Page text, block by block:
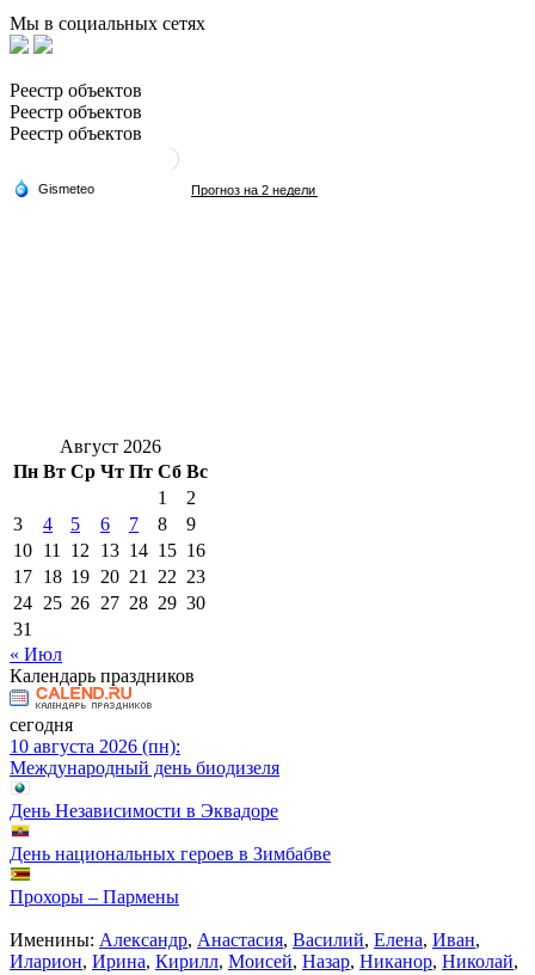
Мы в социальных сетях
Реестр объектов
Реестр объектов
Реестр объектов
Август 2026
Пн Вт Ср Чт Пт Сб Вс
1
2
3
4 5 6 7 8
9
10 11 12 13 14 15 16
17 18 19 20 21 22 23
24 25 26 27 28 29 30
31
« Июл
Календарь праздников
сегодня
10 августа 2026 (пн):
Международный день биодизеля
День Независимости в Эквадоре
День национальных героев в Зимбабве
Прохоры – Пармены
Именины: Александр, Анастасия, Василий, Елена, Иван,
Иларион, Ирина, Кирилл, Моисей, Назар, Никанор, Николай,